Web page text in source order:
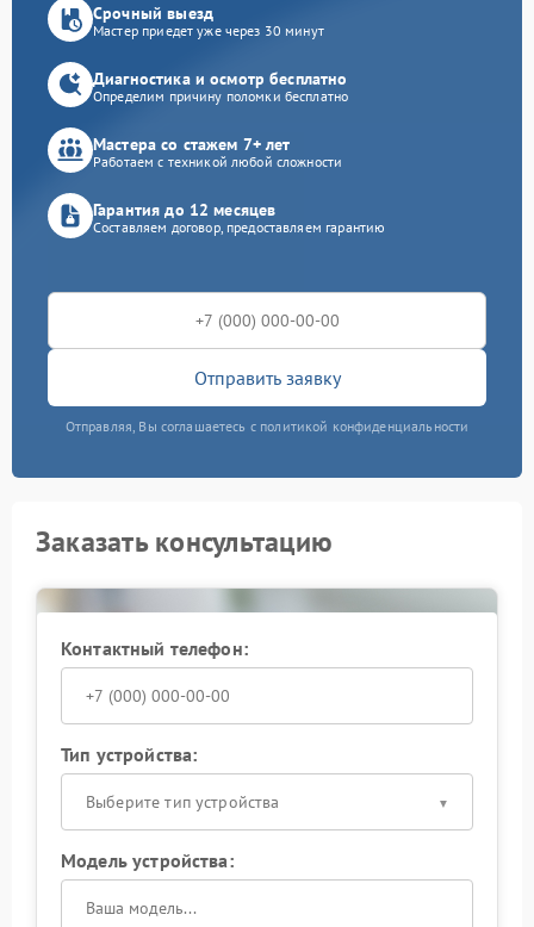
Срочный выезд
Мастер приедет уже через 30 минут
Диагностика и осмотр бесплатно
Определим причину поломки бесплатно
Мастера со стажем 7+ лет
Работаем с техникой любой сложности
Гарантия до 12 месяцев
Составляем договор, предоставляем гарантию
Отправить заявку
Отправляя, Вы соглашаетесь с политикой конфиденциальности
Заказать консультацию
Контактный телефон:
Тип устройства:
Выберите тип устройства
Модель устройства: